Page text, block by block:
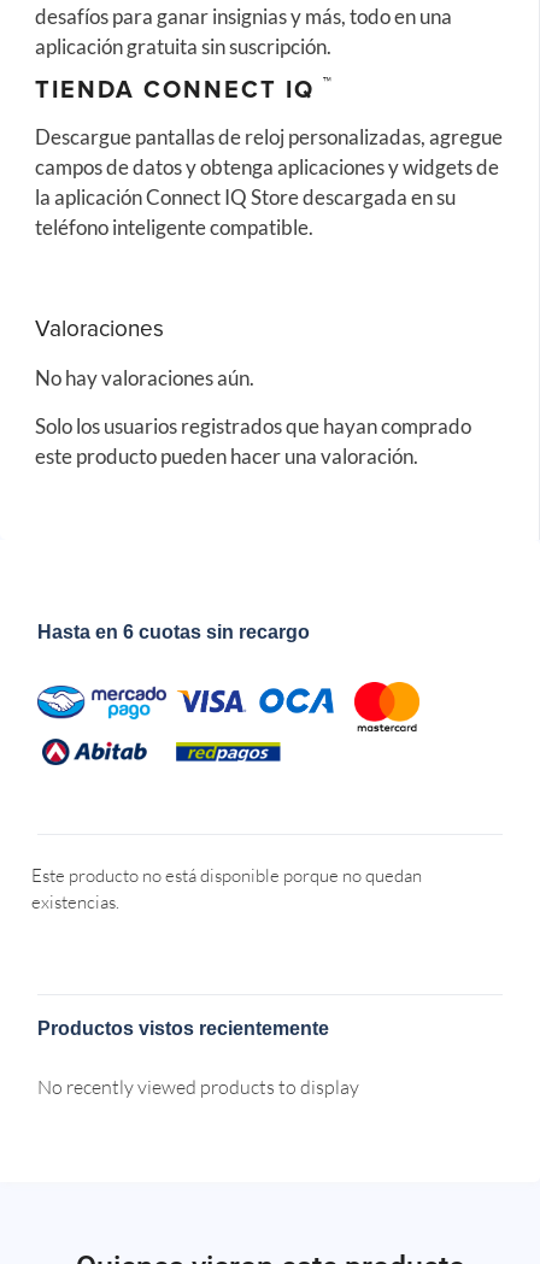
desafíos para ganar insignias y más, todo en una
aplicación gratuita sin suscripción.
TIENDA CONNECT IQ ™
Descargue pantallas de reloj personalizadas, agregue
campos de datos y obtenga aplicaciones y widgets de
la aplicación Connect IQ Store descargada en su
teléfono inteligente compatible.
Valoraciones
No hay valoraciones aún.
Solo los usuarios registrados que hayan comprado
este producto pueden hacer una valoración.
Hasta en 6 cuotas sin recargo
Este producto no está disponible porque no quedan
existencias.
Productos vistos recientemente
No recently viewed products to display